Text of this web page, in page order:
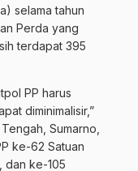
selama tahun
Perda yang
terdapat 395
PP harus
diminimalisir,”
Sumarno,
ke-62 Satuan
dan ke-105